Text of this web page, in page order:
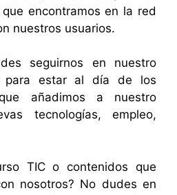
encontramos en la red
nuestros usuarios.
seguirnos en nuestro
para estar al día de los
añadimos a nuestro
tecnologías, empleo,
TIC o contenidos que
nosotros? No dudes en